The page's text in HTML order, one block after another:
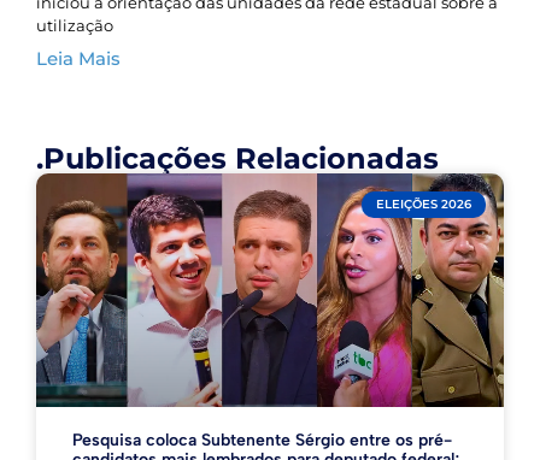
utilização
Leia Mais
.Publicações Relacionadas
ELEIÇÕES 2026
Pesquisa coloca Subtenente Sérgio entre os pré-